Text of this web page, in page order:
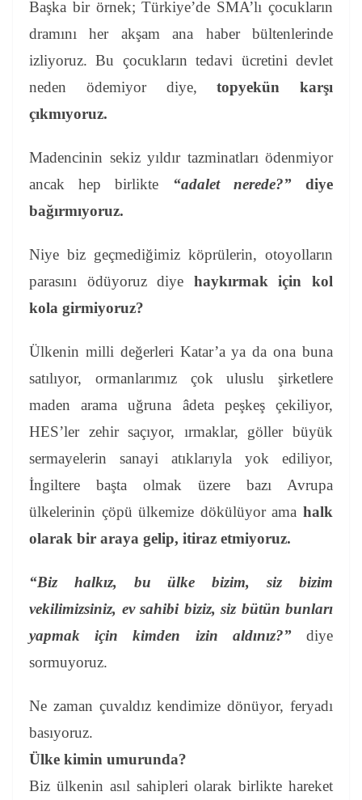
Başka bir örnek; Türkiye’de SMA’lı çocukların
dramını her akşam ana haber bültenlerinde
izliyoruz. Bu çocukların tedavi ücretini devlet
neden ödemiyor diye,topyekün karşı
çıkmıyoruz.
Madencinin sekiz yıldır tazminatları ödenmiyor
ancak hep birlikte “adalet nerede?”
diye
bağırmıyoruz.
Niye biz geçmediğimiz köprülerin, otoyolların
parasını ödüyoruz diye haykırmak için kol
kola girmiyoruz?
Ülkenin milli değerleri Katar’a ya da ona buna
satılıyor, ormanlarımız çok uluslu şirketlere
maden arama uğruna âdeta peşkeş çekiliyor,
HES’ler zehir saçıyor, ırmaklar, göller büyük
sermayelerin sanayi atıklarıyla yok ediliyor,
İngiltere başta olmak üzere bazı Avrupa
ülkelerinin çöpü ülkemize dökülüyor ama halk
olarak bir araya gelip, itiraz etmiyoruz.
“Biz halkız, bu ülke bizim, siz bizim
vekilimizsiniz, ev sahibi biziz, siz bütün bunları
yapmak için kimden izin aldınız?”
diye
sormuyoruz.
Ne zaman çuvaldız kendimize dönüyor, feryadı
basıyoruz.
Ülke kimin umurunda?
Biz ülkenin asıl sahipleri olarak birlikte hareket